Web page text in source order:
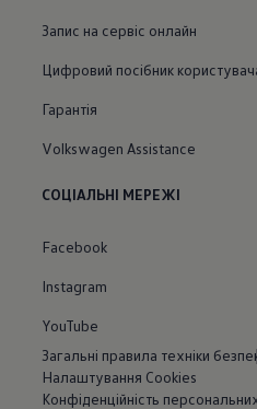
Запис на сервіс онлайн
Цифровий посібник
Гарантія
Volkswagen Assistance
СОЦІАЛЬНІ МЕРЕЖІ
Facebook
Instagram
YouTube
Загальні правила техніки
Налаштування Cookies
Конфіденційність